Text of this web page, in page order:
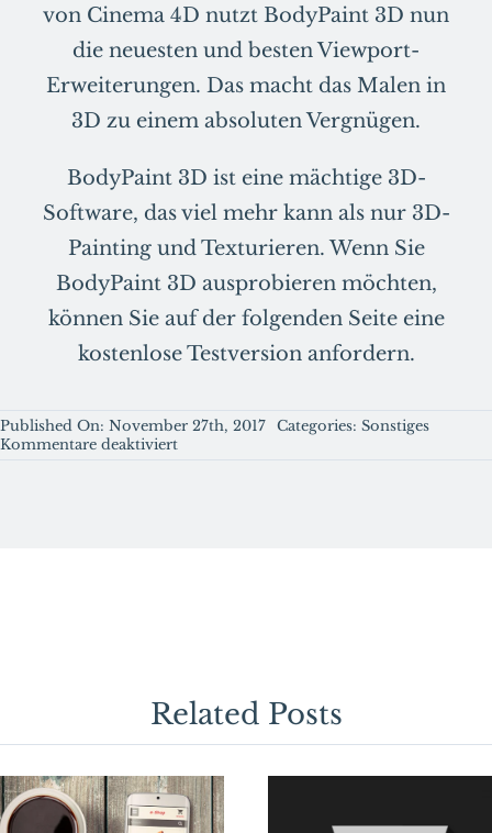
von Cinema 4D nutzt BodyPaint 3D nun
die neuesten und besten Viewport-
Erweiterungen. Das macht das Malen in
3D zu einem absoluten Vergnügen.
BodyPaint 3D ist eine mächtige 3D-
Software, das viel mehr kann als nur 3D-
Painting und Texturieren. Wenn Sie
BodyPaint 3D ausprobieren möchten,
können Sie auf der folgenden Seite eine
kostenlose Testversion anfordern.
Published On: November 27th, 2017 Categories: Sonstiges
Kommentare deaktiviertfür
Related Posts